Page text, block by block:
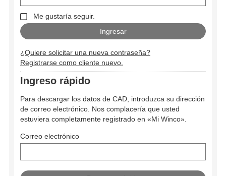
Me gustaría seguir.
¿Quiere solicitar una nueva contraseña?
Registrarse como cliente nuevo.
Ingreso rápido
Para descargar los datos de CAD, introduzca su dirección
de correo electrónico. Nos complacería que usted
estuviera completamente registrado en «Mi Winco».
Correo electrónico